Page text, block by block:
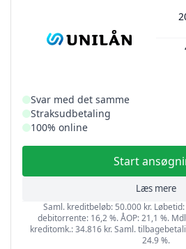
Svar med det samme
Straksudbetaling
100% online
Start
Læs mere
Saml. kreditbeløb: 50.000 kr.
debitorrente: 16,2 %. ÅOP: 21,1 %.
kreditomk.: 34.816 kr. Saml.
24.9 %.